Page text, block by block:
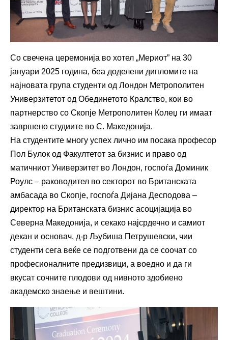
Со свечена церемонија во хотел „Мериот” на 30
јануари 2025 година, беа доделени дипломите на
најновата група студенти од Лондон Метрополитен
Универзитетот од Обединетото Кралство, кои во
партнерство со Скопје Метрополитен Колеџ ги имаат
завршено студиите во С. Македонија.
На студентите многу успех лично им посака професор
Пол Булок од Факултетот за бизнис и право од
матичниот Универзитет во Лондон, госпоѓа Доминик
Роулс – раководител во секторот во Британската
амбасада во Скопје, госпоѓа Дијана Десподова –
директор на Британската бизнис асоцијација во
Северна Македонија, и секако најсрдечно и самиот
декан и основач, д-р Љубиша Петрушевски, чии
студенти сега веќе се подготвени да се соочат со
професионалните предизвици, а воедно и да ги
вкусат сочните плодови од нивното здобиено
академско знаење и вештини.